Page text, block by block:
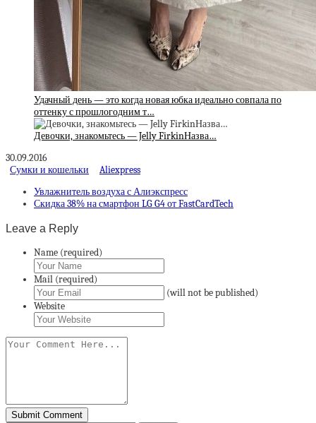
Удачный день — это когда новая юбка идеально совпала по
оттенку с прошлогодним т…
Девочки, знакомьтесь — Jelly FirkinНазва…
30.09.2016
Сумки и кошельки
Aliexpress
Увлажнитель воздуха с Алиэкспресс
Скидка 38% на смартфон LG G4 от FastCardTech
Leave a Reply
Name (required)
Mail (required)
(will not be published)
Website